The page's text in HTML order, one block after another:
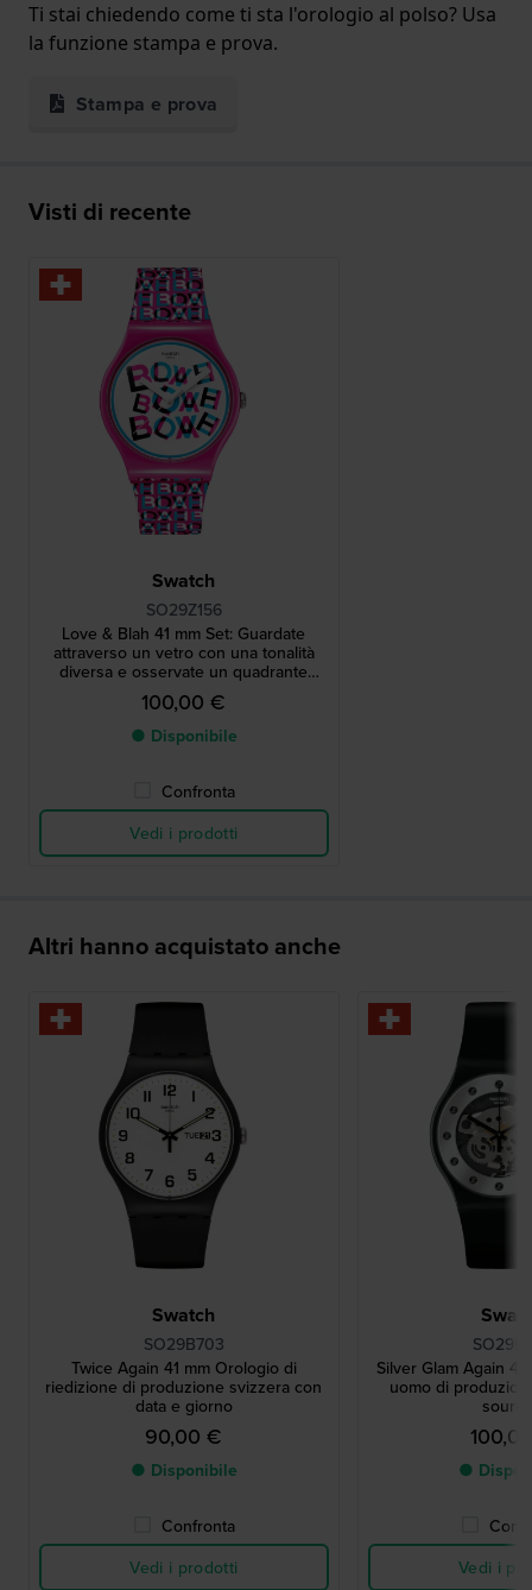
Ti stai chiedendo come ti sta l'orologio al polso? Usa
la funzione stampa e prova.
Stampa e prova
Visti di recente
Swatch
SO29Z156
Love & Blah 41 mm Set: Guardate
attraverso un vetro con una tonalità
diversa e osservate un quadrante
diverso
100,00 €
● Disponibile
Confronta
Vedi i prodotti
Altri hanno acquistato anche
Swatch
SO29B703
Twice Again 41 mm Orologio di
riedizione di produzione svizzera con
data e giorno
90,00 €
● Disponibile
Confronta
Vedi i prodotti
Silver Glam Again
uomo di
●
Vedi i